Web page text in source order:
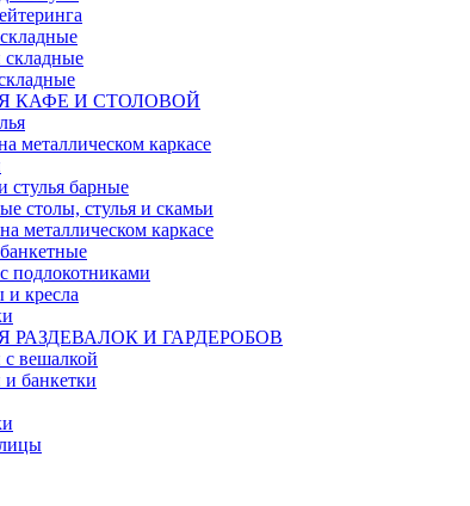
КАФЕ И СТОЛОВОЙ
металлическом каркасе
стулья барные
столы, стулья и скамьи
металлическом каркасе
подлокотниками
кресла
РАЗДЕВАЛОК И ГАРДЕРОБОВ
вешалкой
банкетки